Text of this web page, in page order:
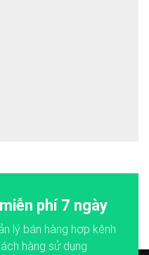
phí 7 ngày
lý bán hàng hợp kênh
hàng sử dụng